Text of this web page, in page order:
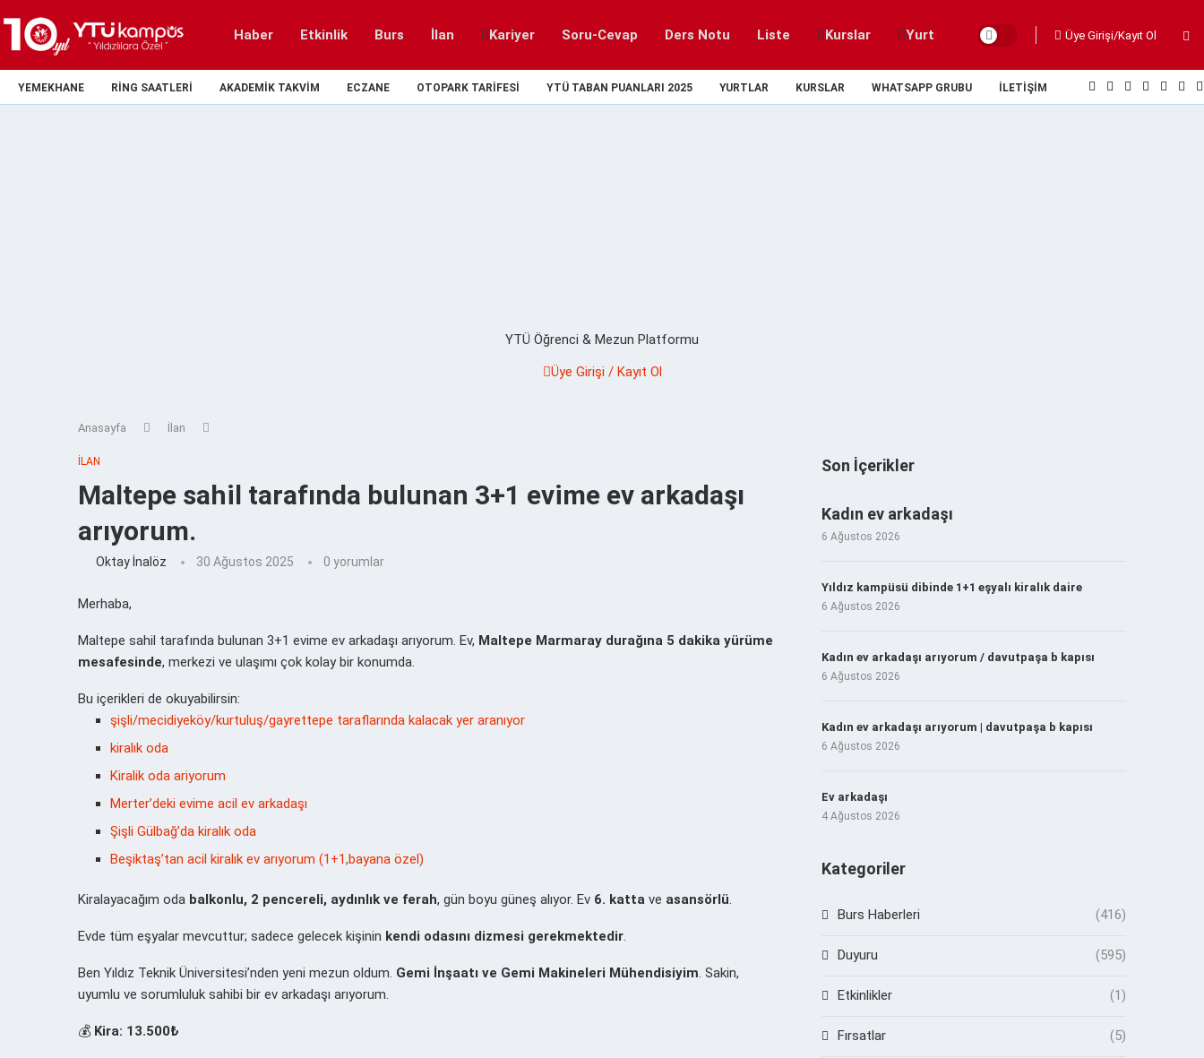
Haber Etkinlik Burs İlan Kariyer Soru-Cevap Ders Notu Liste Kurslar Yurt Üye Girişi/Kayıt Ol
YEMEKHANE RING SAATLERI AKADEMIK TAKVIM ECZANE OTOPARK TARIFESI YTÜ TABAN PUANLARI 2025 YURTLAR KURSLAR WHATSAPP GRUBU İLETIŞIM
YTÜ Öğrenci & Mezun Platformu
Üye Girişi / Kayıt Ol
Anasayfa İlan
İLAN
Maltepe sahil tarafında bulunan 3+1 evime ev arkadaşı
arıyorum.
Oktay İnalöz 30 Ağustos 2025 0 yorumlar
Merhaba,
Maltepe sahil tarafında bulunan 3+1 evime ev arkadaşı arıyorum. Ev, Maltepe Marmaray durağına 5 dakika yürüme
mesafesinde, merkezi ve ulaşımı çok kolay bir konumda.
Bu içerikleri de okuyabilirsin:
şişli/mecidiyeköy/kurtuluş/gayrettepe taraflarında kalacak yer aranıyor
kiralık oda
Kiralik oda ariyorum
Merter’deki evime acil ev arkadaşı
Şişli Gülbağ’da kiralık oda
Beşiktaş’tan acil kiralık ev arıyorum (1+1,bayana özel)
Kiralayacağım oda balkonlu, 2 pencereli, aydınlık ve ferah, gün boyu güneş alıyor. Ev 6. katta ve asansörlü.
Evde tüm eşyalar mevcuttur; sadece gelecek kişinin kendi odasını dizmesi gerekmektedir.
Ben Yıldız Teknik Üniversitesi’nden yeni mezun oldum. Gemi İnşaatı ve Gemi Makineleri Mühendisiyim. Sakin,
uyumlu ve sorumluluk sahibi bir ev arkadaşı arıyorum.
💰 Kira: 13.500₺
Son İçerikler
Kadın ev arkadaşı
6 Ağustos 2026
Yıldız kampüsü dibinde 1+1 eşyalı kiralık daire
6 Ağustos 2026
Kadın ev arkadaşı arıyorum / davutpaşa b kapısı
6 Ağustos 2026
Kadın ev arkadaşı arıyorum | davutpaşa b kapısı
6 Ağustos 2026
Ev arkadaşı
4 Ağustos 2026
Kategoriler
Burs Haberleri (416)
Duyuru (595)
Etkinlikler (1)
Fırsatlar (5)